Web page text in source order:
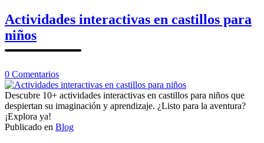
visita
educativa
Actividades interactivas en castillos para
niños
0 Comentariosen
Actividades
interactivas
en
para
Descubre 10+ actividades interactivas en castillos para niños que
despiertan su imaginación y aprendizaje. ¿Listo para la aventura?
¡Explora ya!
Publicado en Blog